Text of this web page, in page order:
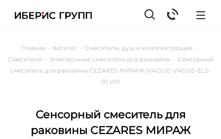
Главная - Каталог - Смесители, душ и комплектующие -
Смесители - Электронные смесители для раковины - Сенсорный
смеситель для раковины CEZARES МИРАЖ (VAGUE) VAGUE-ELS-
01-W0
Сенсорный смеситель для
раковины CEZARES МИРАЖ